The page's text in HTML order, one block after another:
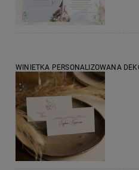
WINIETKA PERSONALIZOWANA